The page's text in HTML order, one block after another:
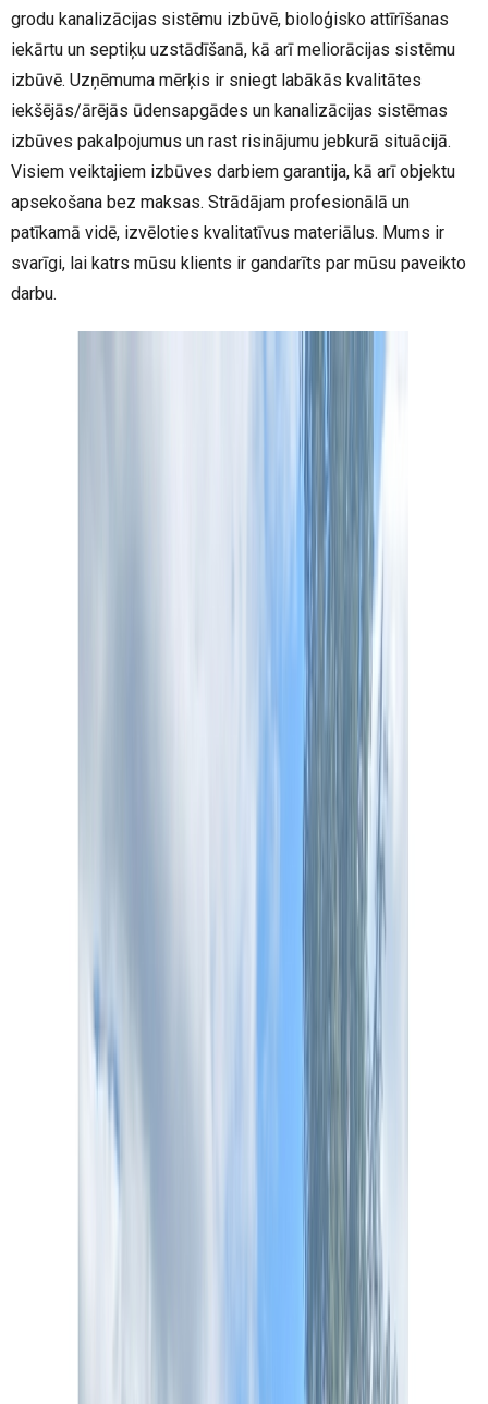
grodu kanalizācijas sistēmu izbūvē, bioloģisko attīrīšanas
iekārtu un septiķu uzstādīšanā, kā arī meliorācijas sistēmu
izbūvē. Uzņēmuma mērķis ir sniegt labākās kvalitātes
iekšējās/ārējās ūdensapgādes un kanalizācijas sistēmas
izbūves pakalpojumus un rast risinājumu jebkurā situācijā.
Visiem veiktajiem izbūves darbiem garantija, kā arī objektu
apsekošana bez maksas. Strādājam profesionālā un
patīkamā vidē, izvēloties kvalitatīvus materiālus. Mums ir
svarīgi, lai katrs mūsu klients ir gandarīts par mūsu paveikto
darbu.